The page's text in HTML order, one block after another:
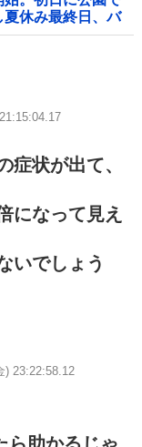
休み最終日、バ
悲劇」←このバイ
症状が出て、
になって見え
いでしょう
) 23:22:58.12